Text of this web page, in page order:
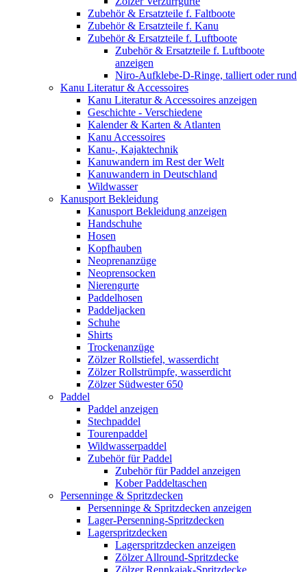
Zubehör & Ersatzteile f. Faltboote
Zubehör & Ersatzteile f. Kanu
Zubehör & Ersatzteile f. Luftboote
Zubehör & Ersatzteile f. Luftboote
anzeigen
Niro-Aufklebe-D-Ringe, talliert oder rund
Kanu Literatur & Accessoires
Kanu Literatur & Accessoires anzeigen
Geschichte - Verschiedene
Kalender & Karten & Atlanten
Kanu Accessoires
Kanu-, Kajaktechnik
Kanuwandern im Rest der Welt
Kanuwandern in Deutschland
Wildwasser
Kanusport Bekleidung
Kanusport Bekleidung anzeigen
Handschuhe
Hosen
Kopfhauben
Neoprenanzüge
Neoprensocken
Nierengurte
Paddelhosen
Paddeljacken
Schuhe
Shirts
Trockenanzüge
Zölzer Rollstiefel, wasserdicht
Zölzer Rollstrümpfe, wasserdicht
Zölzer Südwester 650
Paddel
Paddel anzeigen
Stechpaddel
Tourenpaddel
Wildwasserpaddel
Zubehör für Paddel
Zubehör für Paddel anzeigen
Kober Paddeltaschen
Persenninge & Spritzdecken
Persenninge & Spritzdecken anzeigen
Lager-Persenning-Spritzdecken
Lagerspritzdecken
Lagerspritzdecken anzeigen
Zölzer Allround-Spritzdecke
Zölzer Rennkajak-Spritzdecke